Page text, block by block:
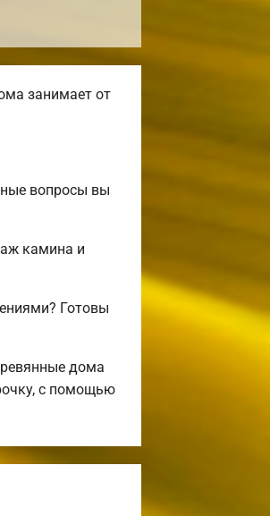
занимает от
вопросы вы
камина и
Готовы
дома
с помощью